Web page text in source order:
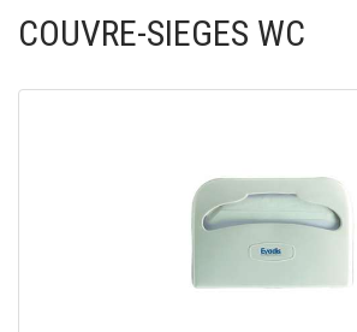
COUVRE-SIEGES WC